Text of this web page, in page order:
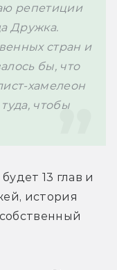
репетиции
Дружка.
стран и
бы, что
хамелеон
чтобы
13 глав и
история